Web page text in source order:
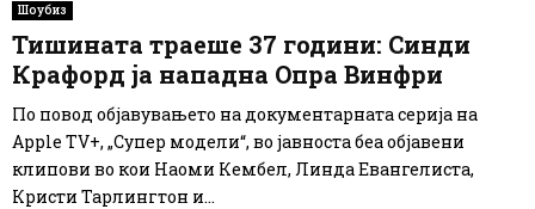
Шоубиз
Тишината траеше 37 години: Синди
Крафорд ја нападна Опра Винфри
По повод објавувањето на документарната серија на
Apple TV+, „Супер модели“, во јавноста беа објавени
клипови во кои Наоми Кембел, Линда Евангелиста,
Кристи Тарлингтон и...